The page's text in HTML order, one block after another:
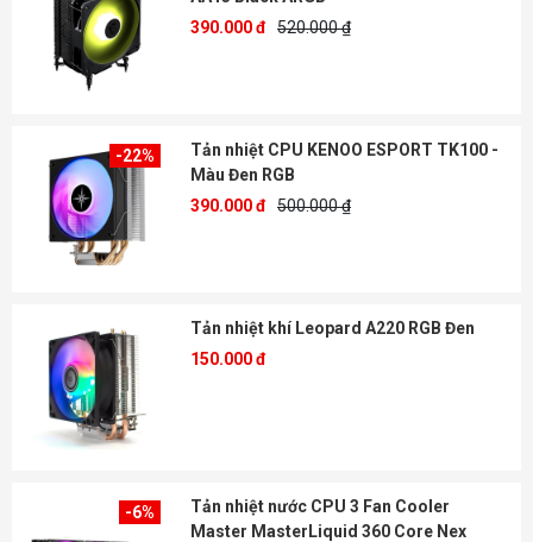
390.000 đ 520.000 ₫
-22%
Tản nhiệt CPU KENOO ESPORT TK100 -
Màu Đen RGB
390.000 đ 500.000 ₫
Tản nhiệt khí Leopard A220 RGB Đen
150.000 đ
-6%
Tản nhiệt nước CPU 3 Fan Cooler
Master MasterLiquid 360 Core Nex